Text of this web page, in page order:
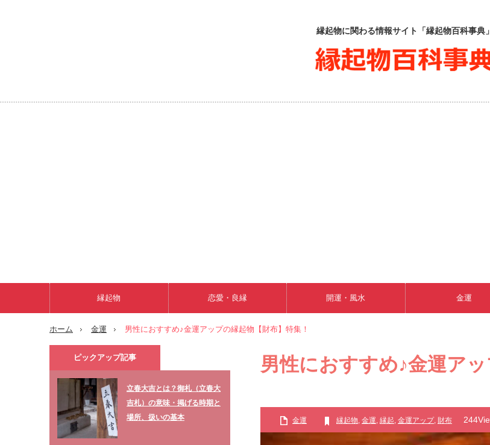
縁起物に関わる情報サイト「縁起物百科事典」
縁起物 恋愛・良縁 開運・風水 金運
ホーム 金運 男性におすすめ♪金運アップの縁起物【財布】特集！
男性におすすめ♪金運ア
金運 縁起物, 金運, 縁起, 金運アップ, 財布
ピックアップ記事
立春大吉とは？御札（立春大
吉札）の意味・掲げる時期と
場所、扱いの基本